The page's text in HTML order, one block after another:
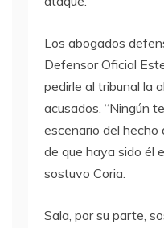
Los abogados
Defensor Oficial
pedirle al tribunal la
acusados. “Ningún
escenario del hecho
de que haya sido él
sostuvo Coria.
Sala, por su parte,